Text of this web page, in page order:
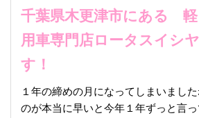
千葉県木更津市にある 軽
用車専門店ロータスイシ
す！
１年の締めの月になってしまいまし
のが本当に早いと今年１年ずっと言